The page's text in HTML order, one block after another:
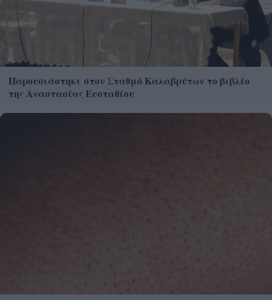
Παρουσιάστηκε στον Σταθμό Καλαβρύτων το βιβλίο
της Αναστασίας Ευσταθίου